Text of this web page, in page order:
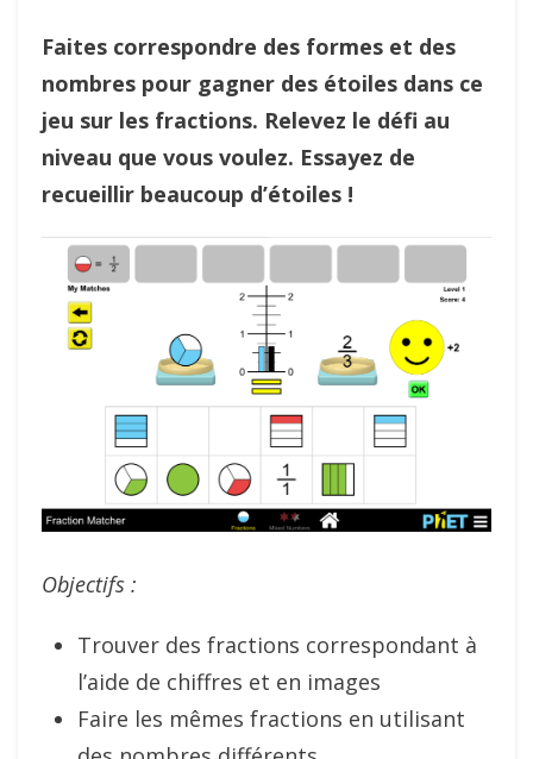
Faites correspondre des formes et des
nombres pour gagner des étoiles dans ce
jeu sur les fractions. Relevez le défi au
niveau que vous voulez. Essayez de
recueillir beaucoup d’étoiles !
Objectifs :
Trouver des fractions correspondant à
l’aide de chiffres et en images
Faire les mêmes fractions en utilisant